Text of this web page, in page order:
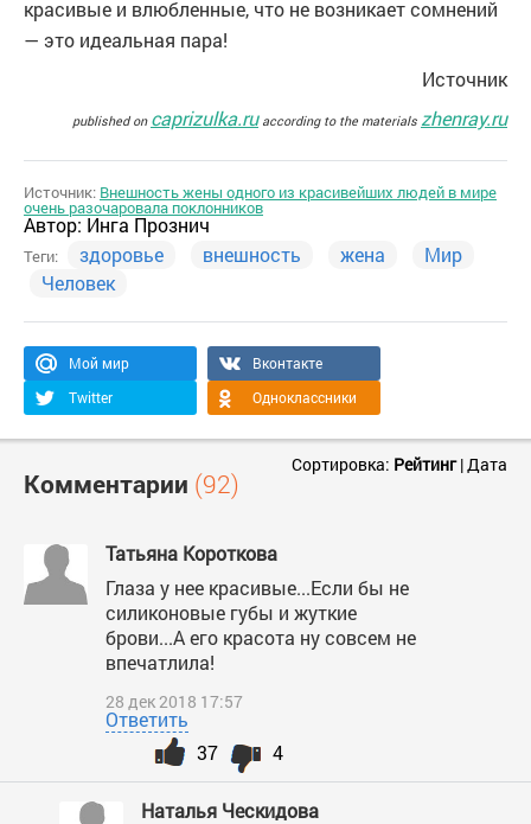
красивые и влюбленные, что не возникает сомнений
— это идеальная пара!
Источник
published on caprizulka.ruaccording to the materials zhenray.ru
Источник: Внешность жены одного из красивейших людей в мире
очень разочаровала поклонников
Автор: Инга Прознич
Теги: здоровье внешность жена
Мир
Человек
Мой мир
Вконтакте
Twitter
Одноклассники
Комментарии (92)
Сортировка: Рейтинг|Дата
Татьяна Короткова
Глаза у нее красивые...Если бы не
силиконовые губы и жуткие
брови...А его красота ну совсем не
впечатлила!
28 дек 2018 17:57
Ответить
4
37
Наталья Ческидова